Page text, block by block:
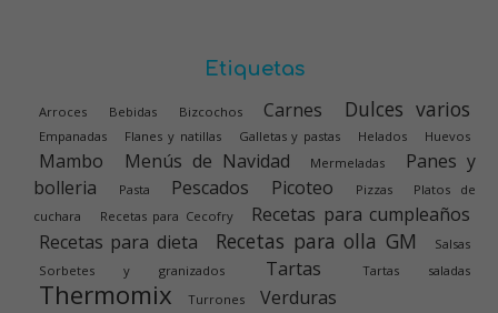
Etiquetas
Arroces Bebidas Bizcochos Carnes Dulces varios
Empanadas Flanes y natillas Galletas y pastas Helados Huevos
Mambo Menús de Navidad Mermeladas
Panes y
bolleria
Pasta Pescados Picoteo Pizzas
Platos de
cuchara
Recetas para Cecofry
Recetas para cumpleaños
Recetas para dieta
Recetas para olla GM
Salsas
Sorbetes y granizados
Tartas Tartas saladas
Thermomix Turrones Verduras